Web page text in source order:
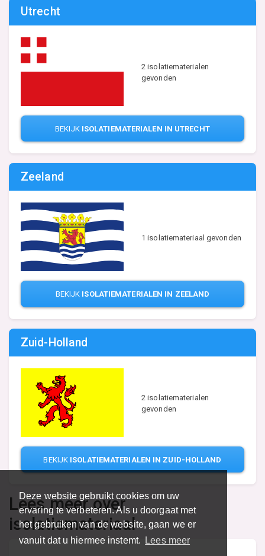
Deze website gebruikt cookies om uw
ervaring te verbeteren. Als u doorgaat met
het gebruiken van de website, gaan we er
vanuit dat u hiermee instemt.
Lees meer
Utrecht
2 isolatiematerialen
gevonden
BEKIJK ISOLATIEMATERIALEN IN UTRECHT
Zeeland
1 isolatiemateriaal gevonden
BEKIJK ISOLATIEMATERIALEN IN ZEELAND
Zuid-Holland
2 isolatiematerialen
gevonden
BEKIJK ISOLATIEMATERIALEN IN ZUID-HOLLAND
Lees meer over
isolatiemateriaal